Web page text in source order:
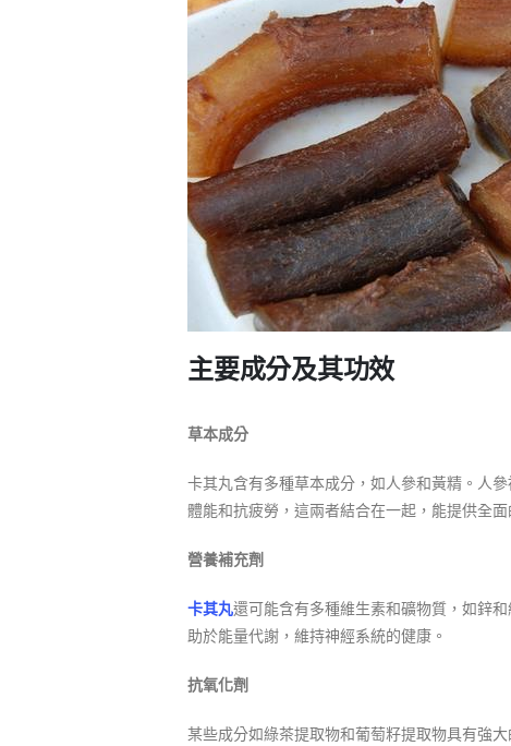
主要成分及其功效
草本成分
卡其丸含有多種草本成分，如人參和黃精。人
體能和抗疲勞，這兩者結合在一起，能提供全面
營養補充劑
卡其丸還可能含有多種維生素和礦物質，如鋅
助於能量代謝，維持神經系統的健康。
抗氧化劑
某些成分如綠茶提取物和葡萄籽提取物具有強